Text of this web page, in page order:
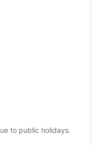
to public holidays.